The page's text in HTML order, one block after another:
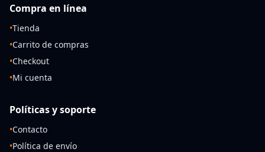
Compra en línea
•Tienda
•Carrito de compras
•Checkout
•Mi cuenta
Políticas y soporte
•Contacto
•Política de envío